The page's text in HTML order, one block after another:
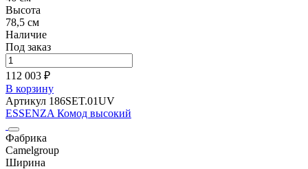
Высота
78,5 см
Наличие
Под заказ
112 003 ₽
В корзину
Артикул 186SET.01UV
ESSENZA Комод высокий
Фабрика
Camelgroup
Ширина